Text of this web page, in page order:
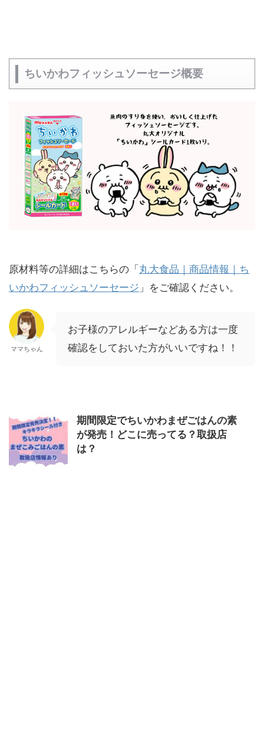
ちいかわフィッシュソーセージ概要
原材料等の詳細はこちらの「 丸大食品｜商品情報｜ち
いかわフィッシュソーセージ 」をご確認ください。
ママちゃん
お子様のアレルギーなどある方は一度
確認をしておいた方がいいですね！！
期間限定でちいかわまぜごはんの素
が発売！どこに売ってる？取扱店
は？